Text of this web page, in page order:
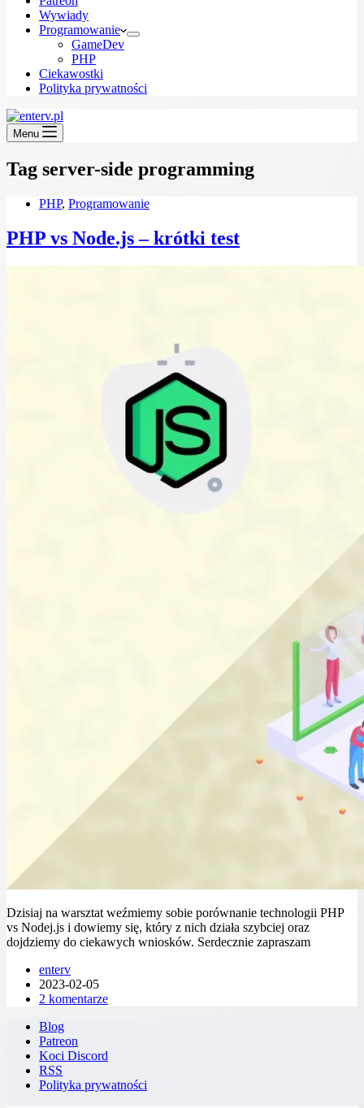
Wywiady
Programowanie
GameDev
PHP
Ciekawostki
Polityka prywatności
Menu
Tag server-side programming
PHP, Programowanie
PHP vs Node.js – krótki test
Dzisiaj na warsztat weźmiemy sobie porównanie technologii PHP
vs Nodej.js i dowiemy się, który z nich działa szybciej oraz
dojdziemy do ciekawych wniosków. Serdecznie zapraszam
enterv
2023-02-05
2 komentarze
Blog
Patreon
Koci Discord
RSS
Polityka prywatności